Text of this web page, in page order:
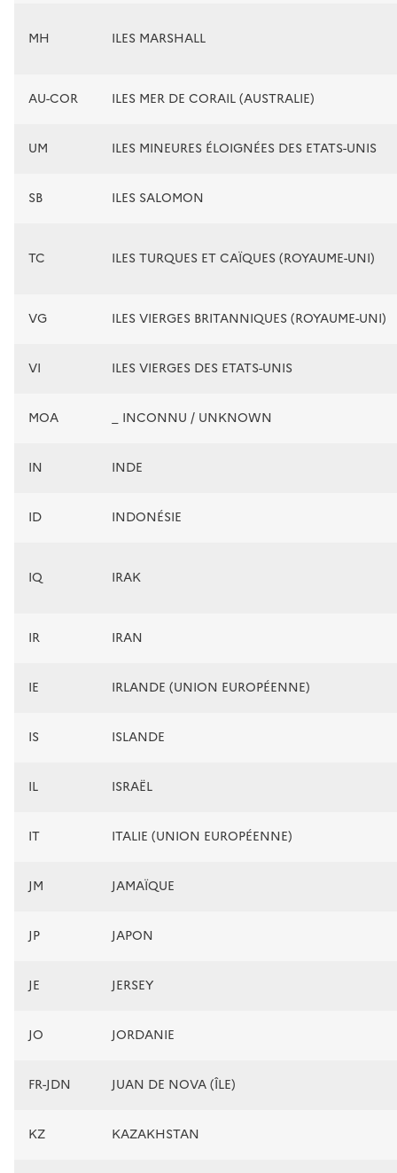
MH ILES MARSHALL
AU-COR ILES MER DE CORAIL (AUSTRALIE)
UM ILES MINEURES ÉLOIGNÉES DES ETATS-UNIS
SB ILES SALOMON
TC ILES TURQUES ET CAÏQUES (ROYAUME-UNI)
VG ILES VIERGES BRITANNIQUES (ROYAUME-UNI)
VI ILES VIERGES DES ETATS-UNIS
MOA _ INCONNU / UNKNOWN
IN INDE
ID INDONÉSIE
IQ IRAK
IR IRAN
IE IRLANDE (UNION EUROPÉENNE)
IS ISLANDE
IL ISRAËL
IT ITALIE (UNION EUROPÉENNE)
JM JAMAÏQUE
JP JAPON
JE JERSEY
JO JORDANIE
FR-JDN JUAN DE NOVA (ÎLE)
KZ KAZAKHSTAN